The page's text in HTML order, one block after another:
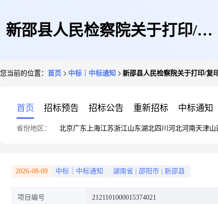
新邵县人民检察院关于打印/复
您当前的位置： 首页 中标｜中标通知 新邵县人民检察院关于打印/复
首页 招标预告 招标公告 重新招标 中标通知
省份地区： 北京广东 上海江苏浙江山东湖北四川 河北河南天津山
2026-08-09 中标｜中标通知 湖南省 邵阳市 新邵县
项目编号 2121101000015374021